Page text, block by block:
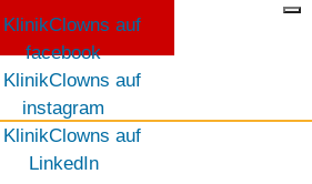
SPENDEN